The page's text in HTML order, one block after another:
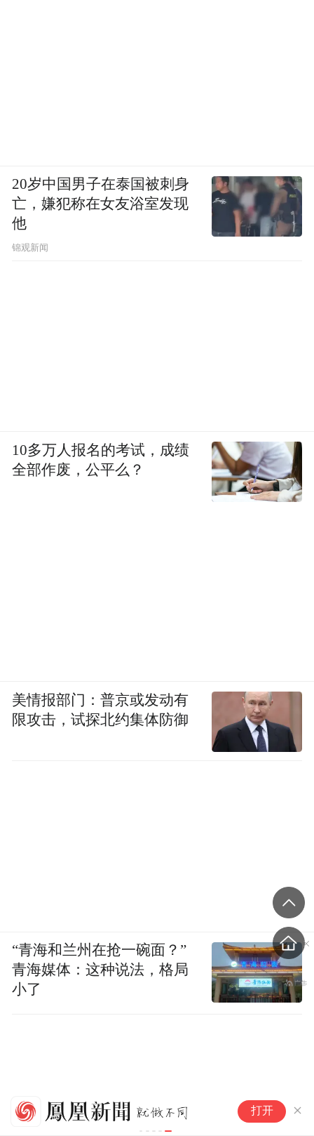
打开
20岁中国男子在泰国被刺身
亡，嫌犯称在女友浴室发现
他
锦观新闻
10多万人报名的考试，成绩
全部作废，公平么？
美情报部门：普京或发动有
限攻击，试探北约集体防御
“青海和兰州在抢一碗面？”
青海媒体：这种说法，格局
小了